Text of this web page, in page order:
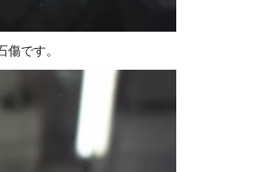
傷です。